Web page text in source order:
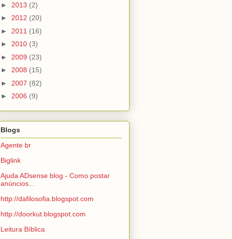
► 2013 (2)
► 2012 (20)
► 2011 (16)
► 2010 (3)
► 2009 (23)
► 2008 (15)
► 2007 (82)
► 2006 (9)
Blogs
Agente br
Biglink
Ajuda ADsense blog - Como postar
anúncios...
http://dafilosofia.blogspot.com
http://doorkut.blogspot.com
Leitura Bíblica